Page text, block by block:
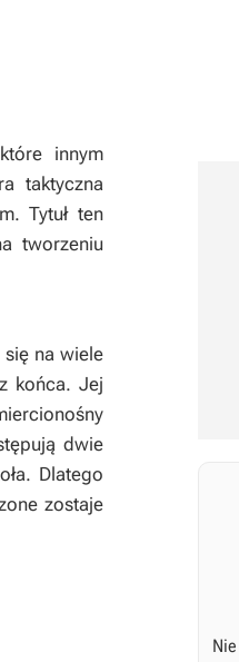
innym
taktyczna
Tytuł ten
tworzeniu
się na wiele
końca. Jej
dwie
Dlatego
zostaje
Nie